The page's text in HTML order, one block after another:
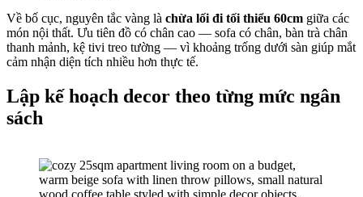
Về bố cục, nguyên tắc vàng là chừa lối đi tối thiểu 60cm giữa các
món nội thất. Ưu tiên đồ có chân cao — sofa có chân, bàn trà chân
thanh mảnh, kệ tivi treo tường — vì khoảng trống dưới sàn giúp mắt
cảm nhận diện tích nhiều hơn thực tế.
Lập kế hoạch decor theo từng mức ngân
sách